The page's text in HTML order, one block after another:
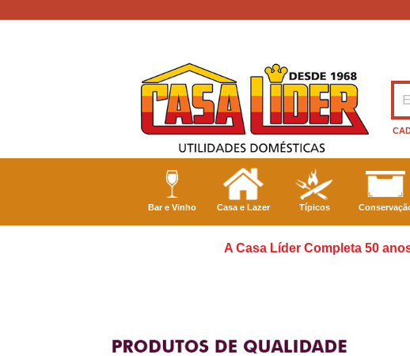
Bar e Vinho Casa e Lazer Típicos
A Casa Líder Completa 50